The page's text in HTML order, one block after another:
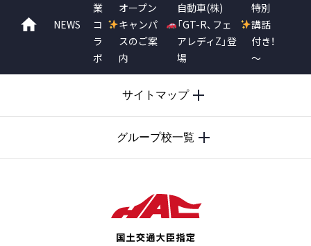
ホームNEWS
業
コ
ラ
ボ
オープン
キャンパ
スのご案
内
自動車(株)
「GT-R、フェ
アレディZ」登
場
特別
講話
付き！
～
サイトマップ
グループ校一覧